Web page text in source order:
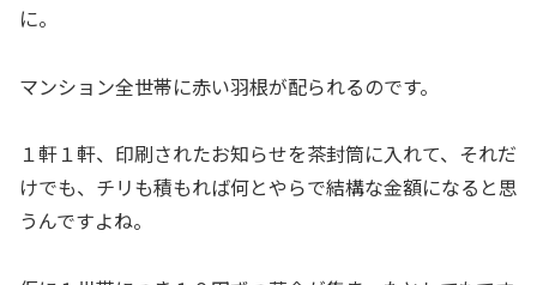
に。
マンション全世帯に赤い羽根が配られるのです。
１軒１軒、印刷されたお知らせを茶封筒に入れて、それだ
けでも、チリも積もれば何とやらで結構な金額になると思
うんですよね。